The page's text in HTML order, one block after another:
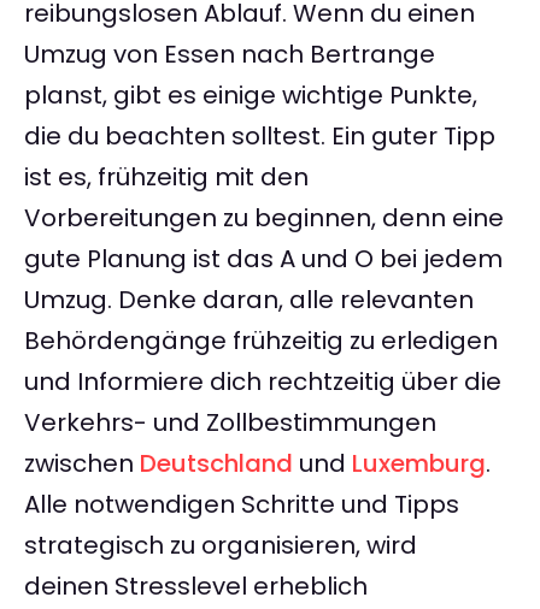
reibungslosen Ablauf. Wenn du einen
Umzug von Essen nach Bertrange
planst, gibt es einige wichtige Punkte,
die du beachten solltest. Ein guter Tipp
ist es, frühzeitig mit den
Vorbereitungen zu beginnen, denn eine
gute Planung ist das A und O bei jedem
Umzug. Denke daran, alle relevanten
Behördengänge frühzeitig zu erledigen
und Informiere dich rechtzeitig über die
Verkehrs- und Zollbestimmungen
zwischen Deutschland und Luxemburg.
Alle notwendigen Schritte und Tipps
strategisch zu organisieren, wird
deinen Stresslevel erheblich